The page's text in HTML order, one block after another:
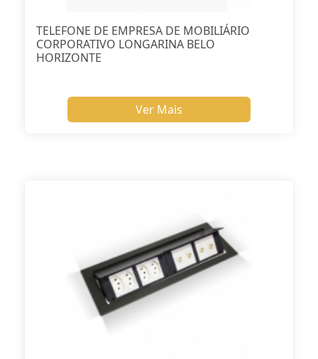
TELEFONE DE EMPRESA DE MOBILIÁRIO
CORPORATIVO LONGARINA BELO
HORIZONTE
Ver Mais